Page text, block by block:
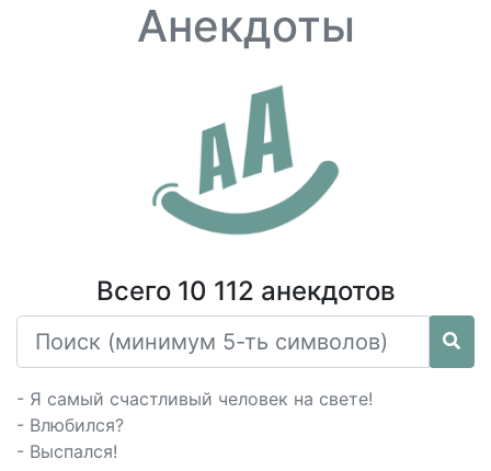
Анекдоты
Всего 10 112 анекдотов
- Я самый счастливый человек на свете!
- Влюбился?
- Выспался!